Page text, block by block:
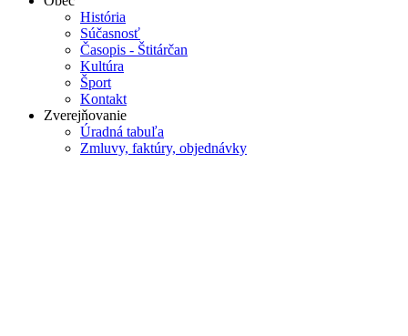
História
Súčasnosť
Časopis - Štitárčan
Kultúra
Šport
Kontakt
Zverejňovanie
Úradná tabuľa
Zmluvy, faktúry, objednávky